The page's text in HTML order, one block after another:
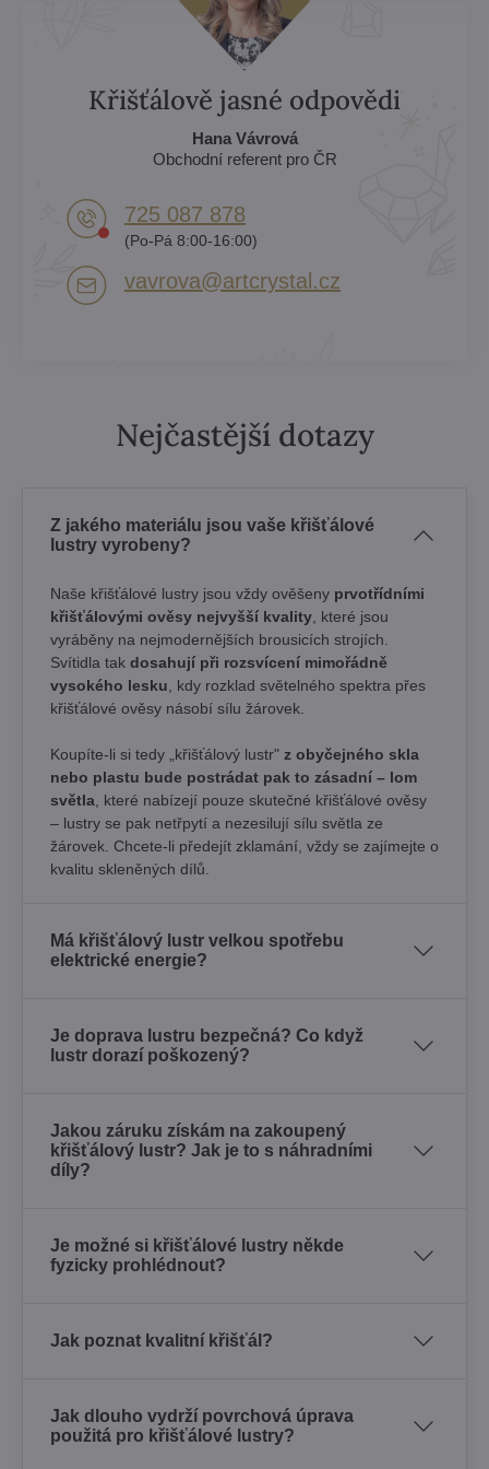
Křišťálově jasné odpovědi
Hana Vávrová
Obchodní referent pro ČR
725 087 878​
(Po-Pá 8:00-16:00)
vavrova​@artcrystal​.cz
Nejčastější dotazy
Z jakého materiálu jsou vaše křišťálové
lustry vyrobeny?
Naše křišťálové lustry jsou vždy ověšeny prvotřídními
křišťálovými ověsy nejvyšší kvality , které jsou
vyráběny na nejmodernějších brousicích strojích.
Svítidla tak dosahují při rozsvícení mimořádně
vysokého lesku , kdy rozklad světelného spektra přes
křišťálové ověsy násobí sílu žárovek. ​
Koupíte-li si tedy „křišťálový lustr" z obyčejného skla
nebo plastu bude postrádat pak to zásadní – lom
světla , které nabízejí pouze skutečné křišťálové ověsy
– lustry se pak netřpytí a nezesilují sílu světla ze
žárovek. Chcete-li předejít zklamání, vždy se zajímejte o
kvalitu skleněných dílů.
Má křišťálový lustr velkou spotřebu
elektrické energie?
Je doprava lustru bezpečná? Co když
lustr dorazí poškozený?
Jakou záruku získám na zakoupený
křišťálový lustr? Jak je to s náhradními
díly?
Je možné si křišťálové lustry někde
fyzicky prohlédnout?
Jak poznat kvalitní křišťál?
Jak dlouho vydrží povrchová úprava
použitá pro křišťálové lustry?